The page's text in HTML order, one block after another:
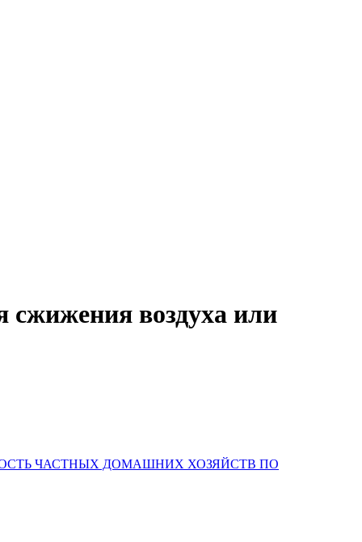
сжижения воздуха или
ЧАСТНЫХ ДОМАШНИХ ХОЗЯЙСТВ ПО